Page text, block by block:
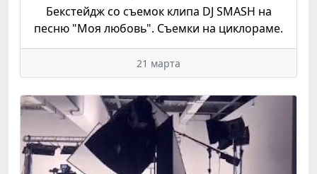
Бекстейдж со съемок клипа DJ SMASH на
песню "Моя любовь". Съемки на циклораме.
21 марта